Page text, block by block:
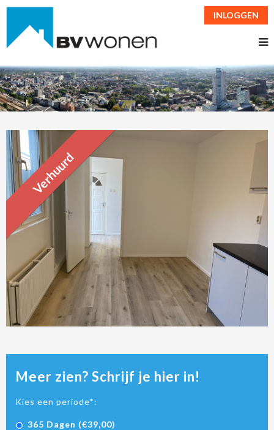
INLOGGEN
Verhuurd
Meer zien? Schrijf je hier in!
Kies een periode*:
365 Dagen (€39,00)